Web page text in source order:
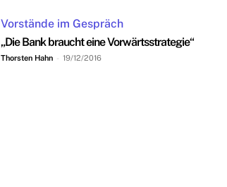
Vorstände im Gespräch
„Die Bank braucht eine Vorwärtsstrategie“
Thorsten Hahn - 19/12/2016